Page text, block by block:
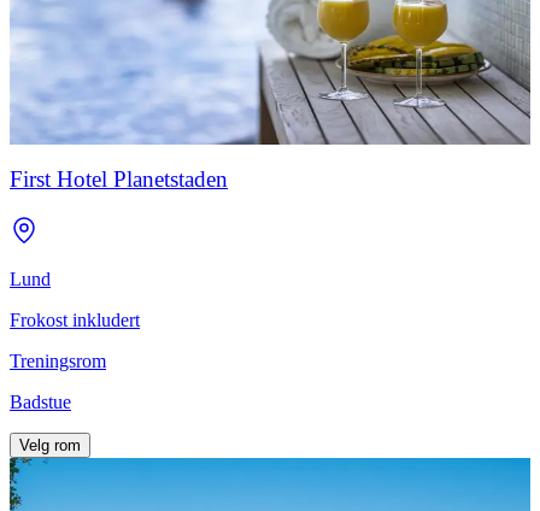
First Hotel Planetstaden
Lund
Frokost inkludert
Treningsrom
Badstue
Velg rom